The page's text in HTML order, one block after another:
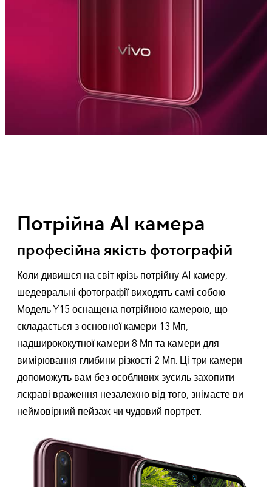
Потрійна AI камера
професійна якість фотографій
Коли дивишся на світ крізь потрійну AI камеру,
шедевральні фотографії виходять самі собою.
Модель Y15 оснащена потрійною камерою, що
складається з основної камери 13 Мп,
надширококутної камери 8 Мп та камери для
вимірювання глибини різкості 2 Мп. Ці три камери
допоможуть вам без особливих зусиль захопити
яскраві враження незалежно від того, знімаєте ви
неймовірний пейзаж чи чудовий портрет.